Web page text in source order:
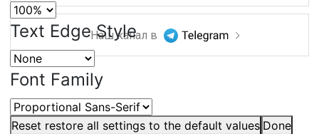
Text Edge Style
Font Family
Reset restore all settings to the default values Done
Наш канал в